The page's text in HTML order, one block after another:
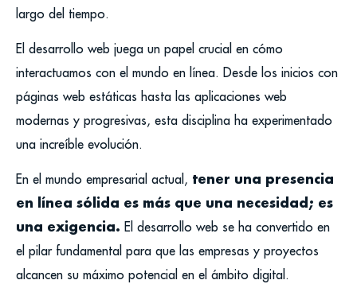
largo del tiempo.
El desarrollo web juega un papel crucial en cómo
interactuamos con el mundo en línea. Desde los inicios con
páginas web estáticas hasta las aplicaciones web
modernas y progresivas, esta disciplina ha experimentado
una increíble evolución.
En el mundo empresarial actual, tener una presencia
en línea sólida es más que una necesidad; es
una exigencia. El desarrollo web se ha convertido en
el pilar fundamental para que las empresas y proyectos
alcancen su máximo potencial en el ámbito digital.